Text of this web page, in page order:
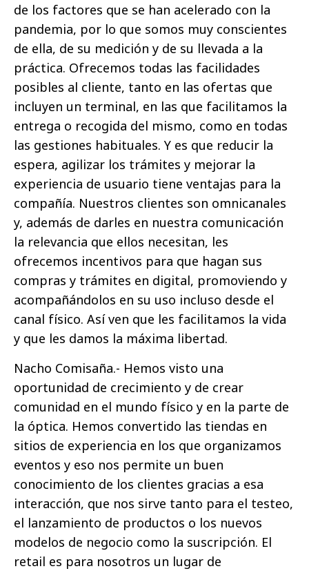
de los factores que se han acelerado con la
pandemia, por lo que somos muy conscientes
de ella, de su medición y de su llevada a la
práctica. Ofrecemos todas las facilidades
posibles al cliente, tanto en las ofertas que
incluyen un terminal, en las que facilitamos la
entrega o recogida del mismo, como en todas
las gestiones habituales. Y es que reducir la
espera, agilizar los trámites y mejorar la
experiencia de usuario tiene ventajas para la
compañía. Nuestros clientes son omnicanales
y, además de darles en nuestra comunicación
la relevancia que ellos necesitan, les
ofrecemos incentivos para que hagan sus
compras y trámites en digital, promoviendo y
acompañándolos en su uso incluso desde el
canal físico. Así ven que les facilitamos la vida
y que les damos la máxima libertad.
Nacho Comisaña.- Hemos visto una
oportunidad de crecimiento y de crear
comunidad en el mundo físico y en la parte de
la óptica. Hemos convertido las tiendas en
sitios de experiencia en los que organizamos
eventos y eso nos permite un buen
conocimiento de los clientes gracias a esa
interacción, que nos sirve tanto para el testeo,
el lanzamiento de productos o los nuevos
modelos de negocio como la suscripción. El
retail es para nosotros un lugar de